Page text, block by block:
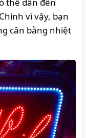
vì vậy, bạn
cân bằng nhiệt